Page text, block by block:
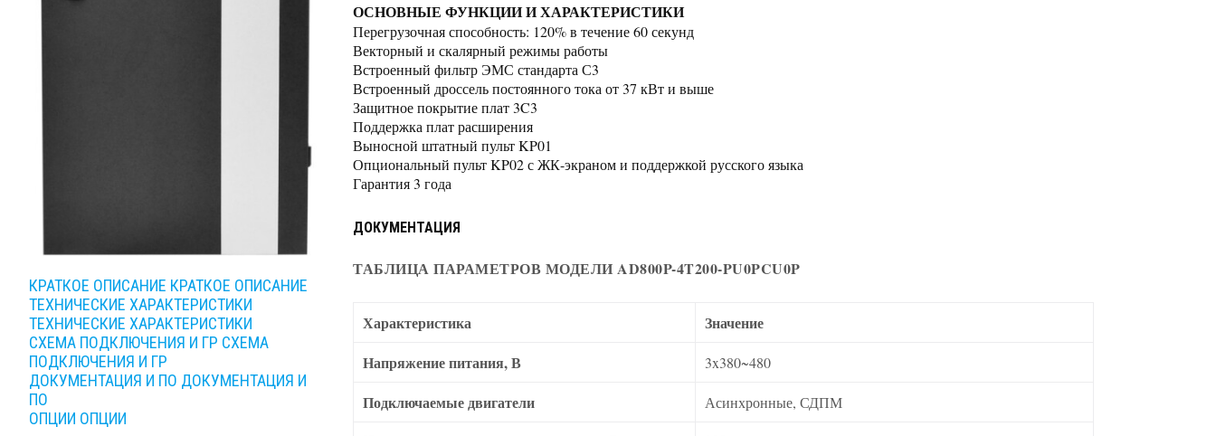
КРАТКОЕ ОПИСАНИЕ КРАТКОЕ ОПИСАНИЕ
ТЕХНИЧЕСКИЕ ХАРАКТЕРИСТИКИ
ТЕХНИЧЕСКИЕ ХАРАКТЕРИСТИКИ
СХЕМА ПОДКЛЮЧЕНИЯ И ГР СХЕМА
ПОДКЛЮЧЕНИЯ И ГР
ДОКУМЕНТАЦИЯ И ПО ДОКУМЕНТАЦИЯ И
ПО
ОПЦИИ ОПЦИИ
ОСНОВНЫЕ ФУНКЦИИ И ХАРАКТЕРИСТИКИ
Перегрузочная способность: 120% в течение 60 секунд
Векторный и скалярный режимы работы
Встроенный фильтр ЭМС стандарта С3
Встроенный дроссель постоянного тока от 37 кВт и выше
Защитное покрытие плат 3C3
Поддержка плат расширения
Выносной штатный пульт KP01
Опциональный пульт KP02 с ЖК-экраном и поддержкой русского языка
Гарантия 3 года
ДОКУМЕНТАЦИЯ
ТАБЛИЦА ПАРАМЕТРОВ МОДЕЛИ AD800P-4T200-PU0PCU0P
Характеристика
Значение
Напряжение питания, В
3x380~480
Подключаемые двигатели Асинхронные, СДПМ